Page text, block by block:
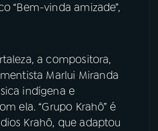
X
“Bem-vinda amizade”,
a compositora,
Marlui Miranda
indígena e
ela. “Grupo Krahô” é
Krahô, que adaptou